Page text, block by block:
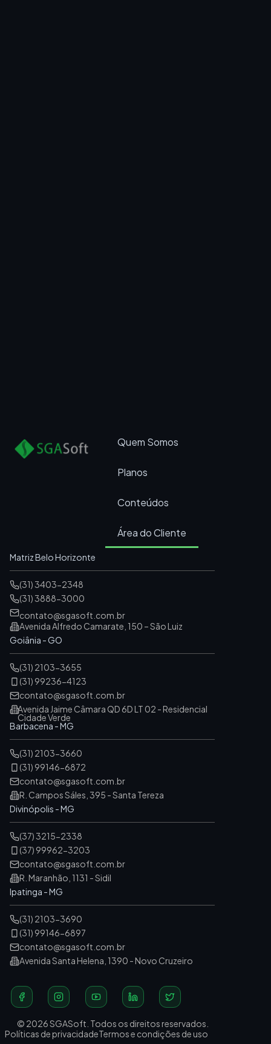
Quem Somos
Planos
Conteúdos
Área do Cliente
Matriz Belo Horizonte
(31) 3403-2348
(31) 3888-3000
contato@sgasoft.com.br
Avenida Alfredo Camarate, 150 – São Luiz
Goiânia - GO
(31) 2103-3655
(31) 99236-4123
contato@sgasoft.com.br
Avenida Jaime Câmara QD 6D LT 02 - Residencial
Cidade Verde
Barbacena - MG
(31) 2103-3660
(31) 99146-6872
contato@sgasoft.com.br
R. Campos Sáles, 395 - Santa Tereza
Divinópolis - MG
(37) 3215-2338
(37) 99962-3203
contato@sgasoft.com.br
R. Maranhão, 1131 - Sidil
Ipatinga - MG
(31) 2103-3690
(31) 99146-6897
contato@sgasoft.com.br
Avenida Santa Helena, 1390 - Novo Cruzeiro
© 2026 SGASoft. Todos os direitos reservados.
Políticas de privacidadeTermos e condições de uso